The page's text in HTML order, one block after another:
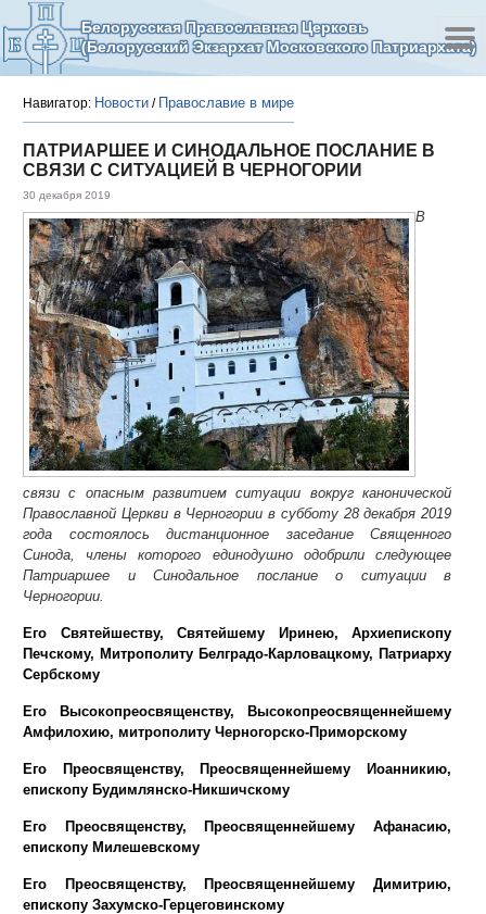
Белорусская Православная Церковь
(Белорусский Экзархат Московского Патриархата)
Навигатор: Новости / Православие в мире
ПАТРИАРШЕЕ И СИНОДАЛЬНОЕ ПОСЛАНИЕ В
СВЯЗИ С СИТУАЦИЕЙ В ЧЕРНОГОРИИ
30 декабря 2019
В
связи с опасным развитием ситуации вокруг канонической
Православной Церкви в Черногории в субботу 28 декабря 2019
года состоялось дистанционное заседание Священного
Синода, члены которого единодушно одобрили следующее
Патриаршее и Синодальное послание о ситуации в
Черногории.
Его Святейшеству, Святейшему Иринею, Архиепископу
Печскому, Митрополиту Белградо-Карловацкому, Патриарху
Сербскому
Его Высокопреосвященству, Высокопреосвященнейшему
Амфилохию, митрополиту Черногорско-Приморскому
Его Преосвященству, Преосвященнейшему Иоанникию,
епископу Будимлянско-Никшичскому
Его Преосвященству, Преосвященнейшему Афанасию,
епископу Милешевскому
Его Преосвященству, Преосвященнейшему Димитрию,
епископу Захумско-Герцеговинскому